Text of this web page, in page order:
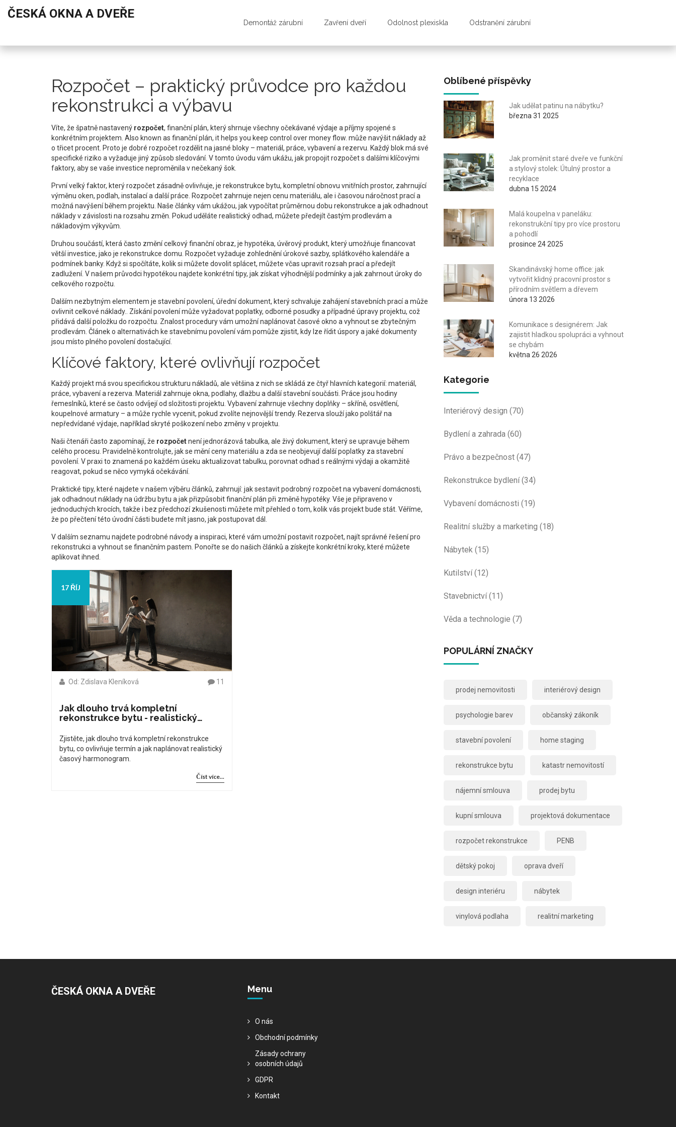
ČESKÁ OKNA A DVEŘE
Demontáž zárubní Zavření dveří Odolnost plexiskla Odstranění zárubní
Rozpočet – praktický průvodce pro každou
rekonstrukci a výbavu
Víte, že špatně nastavený rozpočet, finanční plán, který shrnuje všechny očekávané výdaje a příjmy spojené s
konkrétním projektem . Also known as finanční plán, it helps you keep control over money flow. může navýšit náklady až
o třicet procent. Proto je dobré rozpočet rozdělit na jasné bloky – materiál, práce, vybavení a rezervu. Každý blok má své
specifické riziko a vyžaduje jiný způsob sledování. V tomto úvodu vám ukážu, jak propojit rozpočet s dalšími klíčovými
faktory, aby se vaše investice neproměnila v nečekaný šok.
První velký faktor, který rozpočet zásadně ovlivňuje, je rekonstrukce bytu, kompletní obnovu vnitřních prostor, zahrnující
výměnu oken, podlah, instalací a další práce Rozpočet zahrnuje nejen cenu materiálu, ale i časovou náročnost prací a
možná navýšení během projektu. Naše články vám ukážou, jak vypočítat průměrnou dobu rekonstrukce a jak odhadnout
náklady v závislosti na rozsahu změn. Pokud uděláte realistický odhad, můžete předejít častým prodlevám a
nákladovým výkyvům.
Druhou součástí, která často změní celkový finanční obraz, je hypotéka, úvěrový produkt, který umožňuje financovat
větší investice, jako je rekonstrukce domu Rozpočet vyžaduje zohlednění úrokové sazby, splátkového kalendáře a
podmínek banky. Když si spočítáte, kolik si můžete dovolit splácet, můžete včas upravit rozsah prací a předejít
zadlužení. V našem průvodci hypotékou najdete konkrétní tipy, jak získat výhodnější podmínky a jak zahrnout úroky do
celkového rozpočtu.
Dalším nezbytným elementem je stavební povolení, úřední dokument, který schvaluje zahájení stavebních prací a může
ovlivnit celkové náklady. . Získání povolení může vyžadovat poplatky, odborné posudky a případné úpravy projektu, což
přidává další položku do rozpočtu. Znalost procedury vám umožní naplánovat časové okno a vyhnout se zbytečným
prodlevám. Článek o alternativách ke stavebnímu povolení vám pomůže zjistit, kdy lze řídit úspory a jaké dokumenty
jsou místo plného povolení dostačující.
Klíčové faktory, které ovlivňují rozpočet
Každý projekt má svou specifickou strukturu nákladů, ale většina z nich se skládá ze čtyř hlavních kategorií: materiál,
práce, vybavení a rezerva. Materiál zahrnuje okna, podlahy, dlažbu a další stavební součásti. Práce jsou hodiny
řemeslníků, které se často odvíjejí od složitosti projektu. Vybavení zahrnuje všechny doplňky – skříně, osvětlení,
koupelnové armatury – a může rychle vycenit, pokud zvolíte nejnovější trendy. Rezerva slouží jako polštář na
nepředvídané výdaje, například skryté poškození nebo změny v projektu.
Naši čtenáři často zapomínají, že rozpočetnení jednorázová tabulka, ale živý dokument, který se upravuje během
celého procesu. Pravidelně kontrolujte, jak se mění ceny materiálu a zda se neobjevují další poplatky za stavební
povolení. V praxi to znamená po každém úseku aktualizovat tabulku, porovnat odhad s reálnými výdaji a okamžitě
reagovat, pokud se něco vymyká očekávání.
Praktické tipy, které najdete v našem výběru článků, zahrnují: jak sestavit podrobný rozpočet na vybavení domácnosti,
jak odhadnout náklady na údržbu bytu a jak přizpůsobit finanční plán při změně hypotéky. Vše je připraveno v
jednoduchých krocích, takže i bez předchozí zkušenosti můžete mít přehled o tom, kolik vás projekt bude stát. Věříme,
že po přečtení této úvodní části budete mít jasno, jak postupovat dál.
V dalším seznamu najdete podrobné návody a inspiraci, které vám umožní postavit rozpočet, najít správné řešení pro
rekonstrukci a vyhnout se finančním pastem. Ponořte se do našich článků a získejte konkrétní kroky, které můžete
aplikovat ihned.
17 ŘÍJ
Od: Zdislava Kleníková 11
Jak dlouho trvá kompletní
rekonstrukce bytu - realistický
Zjistěte, jak dlouho trvá kompletní rekonstrukce
bytu, co ovlivňuje termín a jak naplánovat realistický
časový harmonogram.
Číst více...
Oblíbené příspěvky
Jak udělat patinu na nábytku?
března 31 2025
Jak proměnit staré dveře ve funkční
a stylový stolek: Útulný prostor a
recyklace
dubna 15 2024
Malá koupelna v paneláku:
rekonstrukční tipy pro více prostoru
a pohodlí
prosince 24 2025
Skandinávský home office: jak
vytvořit klidný pracovní prostor s
přírodním světlem a dřevem
února 13 2026
Komunikace s designérem: Jak
zajistit hladkou spolupráci a vyhnout
se chybám
května 26 2026
Kategorie
Interiérový design (70)
Bydlení a zahrada (60)
Právo a bezpečnost (47)
Rekonstrukce bydlení(34)
Vybavení domácnosti (19)
Realitní služby a marketing (18)
Nábytek (15)
Kutilství(12)
Stavebnictví(11)
Věda a technologie (7)
POPULÁRNÍ ZNAČKY
prodej nemovitosti interiérový design
psychologie barev občanský zákoník
stavební povolení home staging
rekonstrukce bytu katastr nemovitostí
nájemní smlouva prodej bytu
kupní smlouva projektová dokumentace
rozpočet rekonstrukce PENB
dětský pokoj oprava dveří
design interiéru nábytek
vinylová podlaha realitní marketing
ČESKÁ OKNA A DVEŘE Menu
O nás
Obchodní podmínky
Zásady ochrany
osobních údajů
GDPR
Kontakt